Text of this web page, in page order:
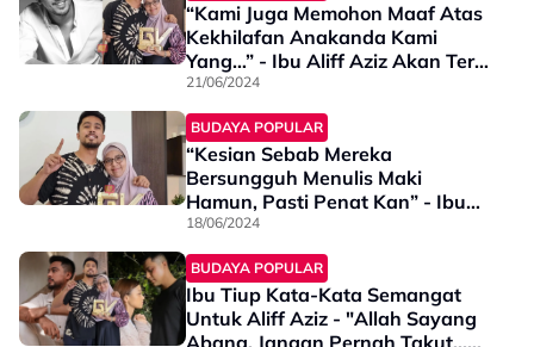
“Kami Juga Memohon Maaf Atas
Kekhilafan Anakanda Kami
Yang…” - Ibu Aliff Aziz Akan Terus
Nasihat Hingga Tutup Mata
21/06/2024
BUDAYA POPULAR
“Kesian Sebab Mereka
Bersungguh Menulis Maki
Hamun, Pasti Penat Kan” - Ibu
Aliff Aziz
18/06/2024
BUDAYA POPULAR
Ibu Tiup Kata-Kata Semangat
Untuk Aliff Aziz - "Allah Sayang
Abang, Jangan Pernah Takut...